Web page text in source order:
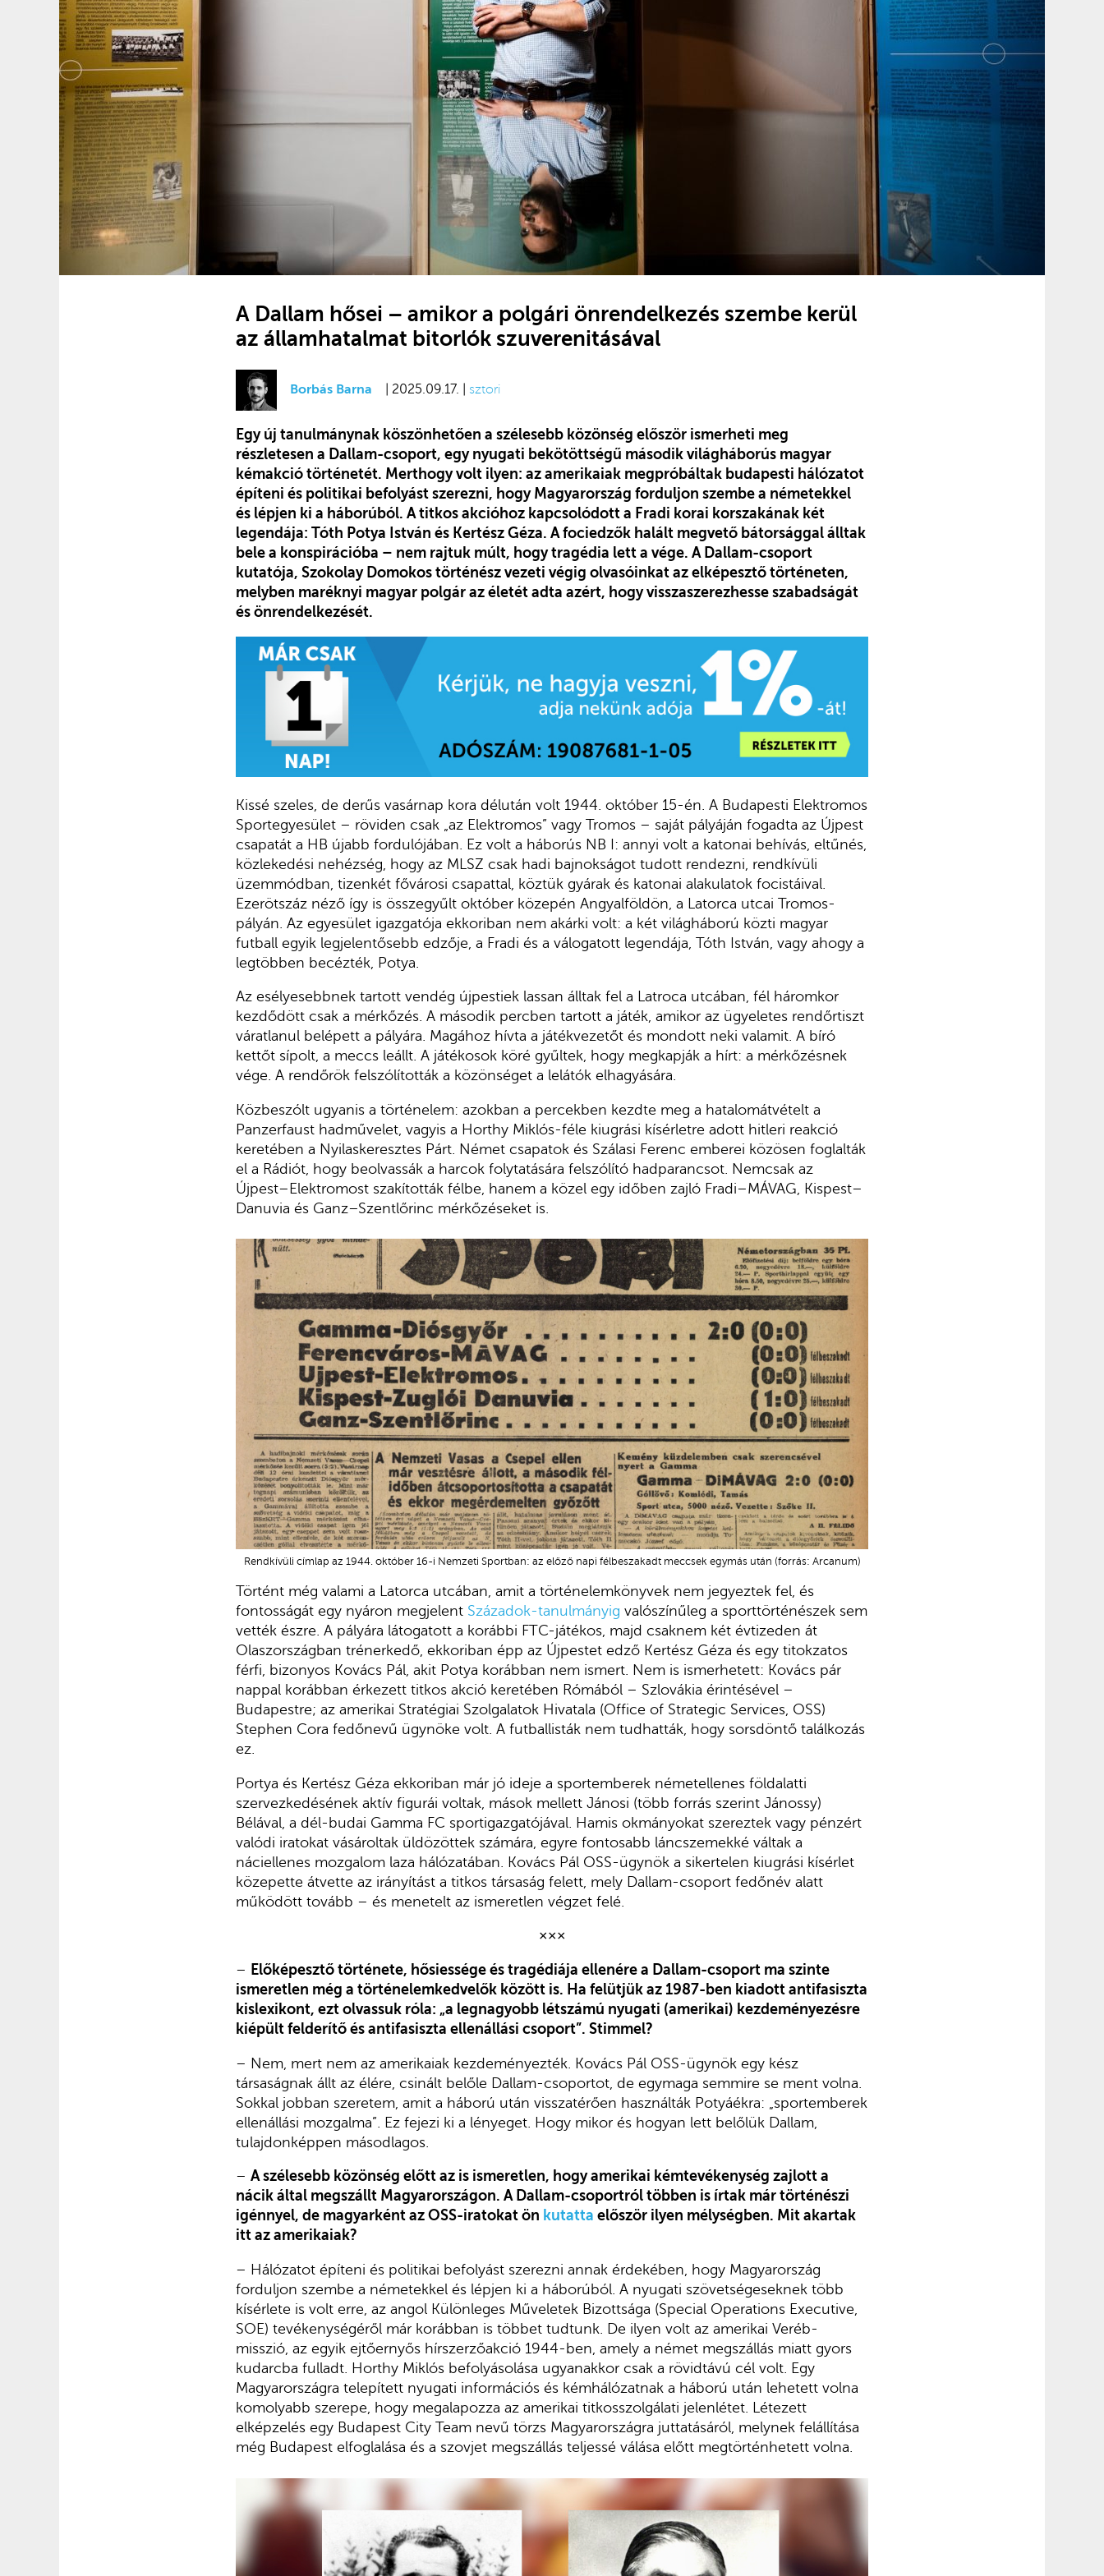
A Dallam hősei – amikor a polgári önrendelkezés szembe kerül
az államhatalmat bitorlók szuverenitásával
Borbás Barna | 2025.09.17. | sztori
Egy új tanulmánynak köszönhetően a szélesebb közönség először ismerheti meg
részletesen a Dallam-csoport, egy nyugati bekötöttségű második világháborús magyar
kémakció történetét. Merthogy volt ilyen: az amerikaiak megpróbáltak budapesti hálózatot
építeni és politikai befolyást szerezni, hogy Magyarország forduljon szembe a németekkel
és lépjen ki a háborúból. A titkos akcióhoz kapcsolódott a Fradi korai korszakának két
legendája: Tóth Potya István és Kertész Géza. A fociedzők halált megvető bátorsággal álltak
bele a konspirációba – nem rajtuk múlt, hogy tragédia lett a vége. A Dallam-csoport
kutatója, Szokolay Domokos történész vezeti végig olvasóinkat az elképesztő történeten,
melyben maréknyi magyar polgár az életét adta azért, hogy visszaszerezhesse szabadságát
és önrendelkezését.
Kissé szeles, de derűs vasárnap kora délután volt 1944. október 15-én. A Budapesti Elektromos
Sportegyesület – röviden csak „az Elektromos” vagy Tromos – saját pályáján fogadta az Újpest
csapatát a HB újabb fordulójában. Ez volt a háborús NB I: annyi volt a katonai behívás, eltűnés,
közlekedési nehézség, hogy az MLSZ csak hadi bajnokságot tudott rendezni, rendkívüli
üzemmódban, tizenkét fővárosi csapattal, köztük gyárak és katonai alakulatok focistáival.
Ezerötszáz néző így is összegyűlt október közepén Angyalföldön, a Latorca utcai Tromos-
pályán. Az egyesület igazgatója ekkoriban nem akárki volt: a két világháború közti magyar
futball egyik legjelentősebb edzője, a Fradi és a válogatott legendája, Tóth István, vagy ahogy a
legtöbben becézték, Potya.
Az esélyesebbnek tartott vendég újpestiek lassan álltak fel a Latroca utcában, fél háromkor
kezdődött csak a mérkőzés. A második percben tartott a játék, amikor az ügyeletes rendőrtiszt
váratlanul belépett a pályára. Magához hívta a játékvezetőt és mondott neki valamit. A bíró
kettőt sípolt, a meccs leállt. A játékosok köré gyűltek, hogy megkapják a hírt: a mérkőzésnek
vége. A rendőrök felszólították a közönséget a lelátók elhagyására.
Közbeszólt ugyanis a történelem: azokban a percekben kezdte meg a hatalomátvételt a
Panzerfaust hadművelet, vagyis a Horthy Miklós-féle kiugrási kísérletre adott hitleri reakció
keretében a Nyilaskeresztes Párt. Német csapatok és Szálasi Ferenc emberei közösen foglalták
el a Rádiót, hogy beolvassák a harcok folytatására felszólító hadparancsot. Nemcsak az
Újpest–Elektromost szakították félbe, hanem a közel egy időben zajló Fradi–MÁVAG, Kispest–
Danuvia és Ganz–Szentlőrinc mérkőzéseket is.
Rendkívüli címlap az 1944. október 16-i Nemzeti Sportban: az előző napi félbeszakadt meccsek egymás után (forrás: Arcanum)
Történt még valami a Latorca utcában, amit a történelemkönyvek nem jegyeztek fel, és
fontosságát egy nyáron megjelent Századok-tanulmányig valószínűleg a sporttörténészek sem
vették észre. A pályára látogatott a korábbi FTC-játékos, majd csaknem két évtizeden át
Olaszországban trénerkedő, ekkoriban épp az Újpestet edző Kertész Géza és egy titokzatos
férfi, bizonyos Kovács Pál, akit Potya korábban nem ismert. Nem is ismerhetett: Kovács pár
nappal korábban érkezett titkos akció keretében Rómából – Szlovákia érintésével –
Budapestre; az amerikai Stratégiai Szolgalatok Hivatala (Office of Strategic Services, OSS)
Stephen Cora fedőnevű ügynöke volt. A futballisták nem tudhatták, hogy sorsdöntő találkozás
ez.
Portya és Kertész Géza ekkoriban már jó ideje a sportemberek németellenes földalatti
szervezkedésének aktív figurái voltak, mások mellett Jánosi (több forrás szerint Jánossy)
Bélával, a dél-budai Gamma FC sportigazgatójával. Hamis okmányokat szereztek vagy pénzért
valódi iratokat vásároltak üldözöttek számára, egyre fontosabb láncszemekké váltak a
náciellenes mozgalom laza hálózatában. Kovács Pál OSS-ügynök a sikertelen kiugrási kísérlet
közepette átvette az irányítást a titkos társaság felett, mely Dallam-csoport fedőnév alatt
működött tovább – és menetelt az ismeretlen végzet felé.
×××
– Előképesztő története, hősiessége és tragédiája ellenére a Dallam-csoport ma szinte
ismeretlen még a történelemkedvelők között is. Ha felütjük az 1987-ben kiadott antifasiszta
kislexikont, ezt olvassuk róla: „a legnagyobb létszámú nyugati (amerikai) kezdeményezésre
kiépült felderítő és antifasiszta ellenállási csoport”. Stimmel?
– Nem, mert nem az amerikaiak kezdeményezték. Kovács Pál OSS-ügynök egy kész
társaságnak állt az élére, csinált belőle Dallam-csoportot, de egymaga semmire se ment volna.
Sokkal jobban szeretem, amit a háború után visszatérően használták Potyáékra: „sportemberek
ellenállási mozgalma”. Ez fejezi ki a lényeget. Hogy mikor és hogyan lett belőlük Dallam,
tulajdonképpen másodlagos.
– A szélesebb közönség előtt az is ismeretlen, hogy amerikai kémtevékenység zajlott a
nácik által megszállt Magyarországon. A Dallam-csoportról többen is írtak már történészi
igénnyel, de magyarként az OSS-iratokat ön kutatta először ilyen mélységben. Mit akartak
itt az amerikaiak?
– Hálózatot építeni és politikai befolyást szerezni annak érdekében, hogy Magyarország
forduljon szembe a németekkel és lépjen ki a háborúból. A nyugati szövetségeseknek több
kísérlete is volt erre, az angol Különleges Műveletek Bizottsága (Special Operations Executive,
SOE) tevékenységéről már korábban is többet tudtunk. De ilyen volt az amerikai Veréb-
misszió, az egyik ejtőernyős hírszerzőakció 1944-ben, amely a német megszállás miatt gyors
kudarcba fulladt. Horthy Miklós befolyásolása ugyanakkor csak a rövidtávú cél volt. Egy
Magyarországra telepített nyugati információs és kémhálózatnak a háború után lehetett volna
komolyabb szerepe, hogy megalapozza az amerikai titkosszolgálati jelenlétet. Létezett
elképzelés egy Budapest City Team nevű törzs Magyarországra juttatásáról, melynek felállítása
még Budapest elfoglalása és a szovjet megszállás teljessé válása előtt megtörténhetett volna.